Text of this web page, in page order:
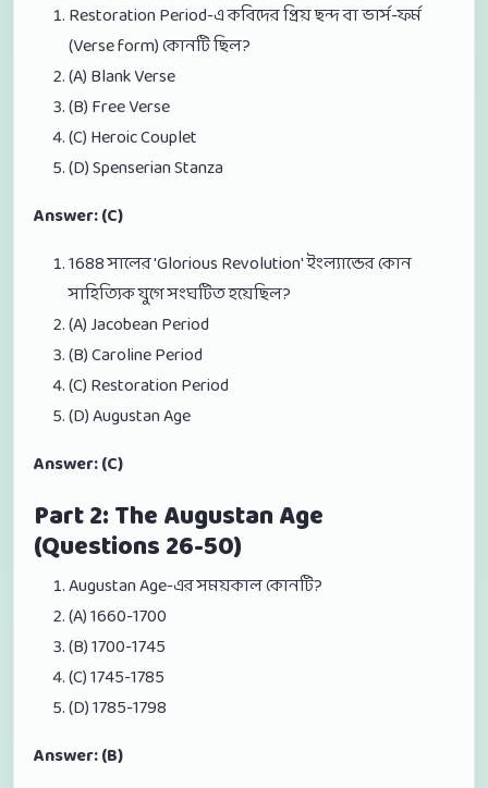
Restoration Period-এ কবিদের প্রিয় ছন্দ বা ভার্স-ফর্ম
(Verse form) কোনটি ছিল?
(A) Blank Verse
(B) Free Verse
(C) Heroic Couplet
(D) Spenserian Stanza
Answer: (C)
1688 সালের 'Glorious Revolution' ইংল্যান্ডের কোন
সাহিত্যিক যুগে সংঘটিত হয়েছিল?
(A) Jacobean Period
(B) Caroline Period
(C) Restoration Period
(D) Augustan Age
Answer: (C)
Part 2: The Augustan Age
(Questions 26-50)
Augustan Age-এর সময়কাল কোনটি?
(A) 1660-1700
(B) 1700-1745
(C) 1745-1785
(D) 1785-1798
Answer: (B)